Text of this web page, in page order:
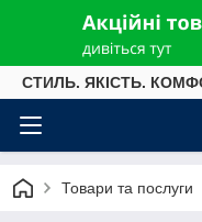
СТИЛЬ. ЯКІСТЬ.
Товари та послуги